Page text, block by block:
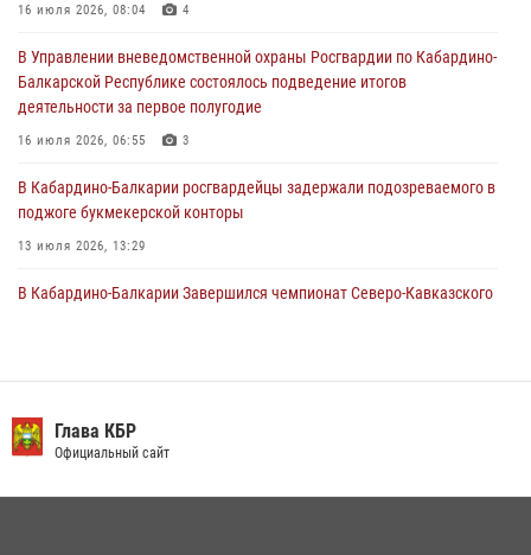
31 июля 2026, 09:22
Состоялась рабочая встреча директора Росгвардии Героя России
генерала армии Виктора Золотова с заместителем полномочного
представителя Президента Российской Федерации в Северо-
Кавказском федеральном округе Виталием Кузнецовым
16 июля 2026, 08:04 4
В Управлении вневедомственной охраны Росгвардии по Кабардино-
Балкарской Республике состоялось подведение итогов
деятельности за первое полугодие
16 июля 2026, 06:55 3
В Кабардино-Балкарии росгвардейцы задержали подозреваемого в
поджоге букмекерской конторы
13 июля 2026, 13:29
В Кабардино-Балкарии Завершился чемпионат Северо-Кавказского
округе Росгвардии
09 июля 2026, 08:36
Глава КБР
Официальный сайт